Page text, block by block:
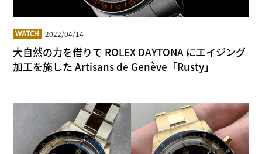
WATCH 2022/04/14
大自然の力を借りて ROLEX DAYTONA にエイジング
加工を施した Artisans de Genève「Rusty」